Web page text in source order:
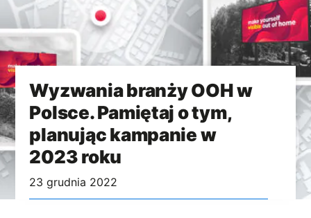
Wyzwania branży OOH w
Polsce. Pamiętaj o tym,
planując kampanie w
2023 roku
23 grudnia 2022